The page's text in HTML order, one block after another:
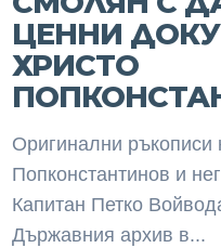
ЦЕННИ
ХРИСТО
Оригинални ръкописи
Попконстантинов и
Капитан Петко
Държавния архив в...